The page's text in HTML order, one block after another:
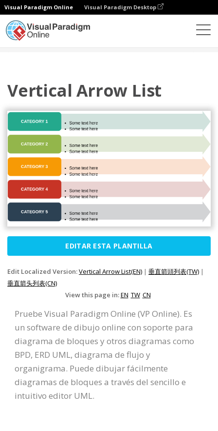
Visual Paradigm Online Visual Paradigm Desktop
Vertical Arrow List
EDITAR ESTA PLANTILLA
Edit Localized Version:Vertical Arrow List(EN) | 垂直箭頭列表(TW) |
垂直箭头列表(CN)
View this page in:EN TW CN
Pruebe Visual Paradigm Online (VP Online). Es
un software de dibujo online con soporte para
diagrama de bloques y otros diagramas como
BPD, ERD UML, diagrama de flujo y
organigrama. Puede dibujar fácilmente
diagramas de bloques a través del sencillo e
intuitivo editor UML.